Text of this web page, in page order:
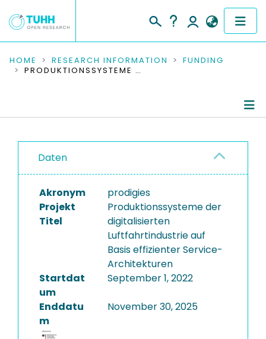
COMMUNITIES & COLLECTIONS
RESEARCH DATA
PEOPLE
INSTITUTIONS
PROJECTS
HOME RESEARCH INFORMATION
FUNDING
PRODUKTIONSSYSTEME DER DIGITALISIERTEN LUFTFAHRTINDUSTRIE AUF BASIS EFFIZIENTER SERVICE-ARCHITEKTUREN
Daten
Akronym
prodigies
Projekt
Titel
Produktionssysteme der
digitalisierten
Luftfahrtindustrie auf
Basis effizienter Service-
Architekturen
Startdat
um
September 1, 2022
Enddatu
m
November 30, 2025